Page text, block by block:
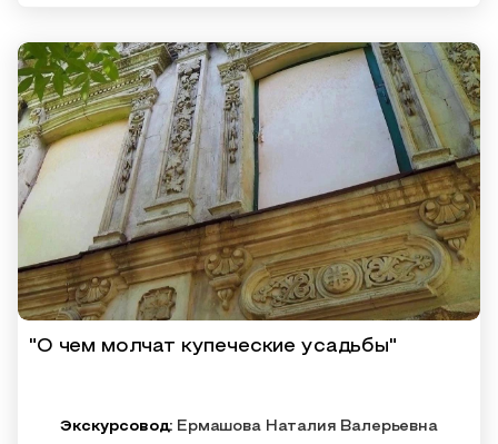
"О чем молчат купеческие усадьбы"
Экскурсовод: Ермашова Наталия Валерьевна